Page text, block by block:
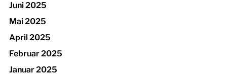
Juni 2025
Mai 2025
April 2025
Februar 2025
Januar 2025